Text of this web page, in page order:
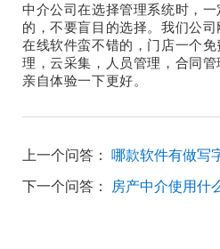
中介公司在选择管理系统时，
的，不要盲目的选择。我们公
在线软件蛮不错的，门店一个
理，云采集，人员管理，合同
亲自体验一下更好。
上一个问答： 哪款软件有做写
下一个问答：